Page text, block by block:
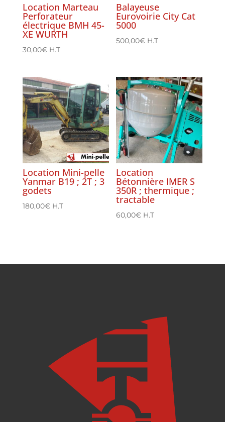
Location Marteau
Perforateur
électrique BMH 45-
XE WURTH
30,00€ H.T
Balayeuse
Eurovoirie City Cat
5000
500,00€ H.T
Location Mini-pelle
Yanmar B19 ; 2T ; 3
godets
180,00€ H.T
Location
Bétonnière IMER S
350R ; thermique ;
tractable
60,00€ H.T